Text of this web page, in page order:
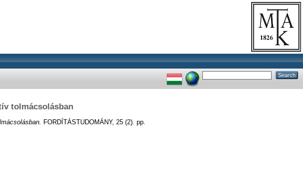
tolmácsolásban
FORDÍTÁSTUDOMÁNY, 25 (2). pp.